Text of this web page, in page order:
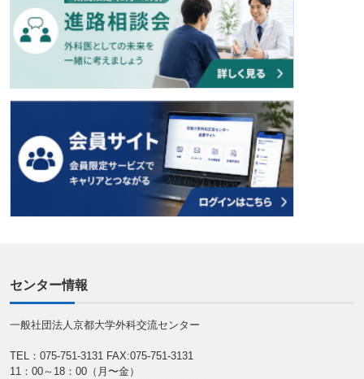
センター情報
一般社団法人京都大学外科交流センター
TEL：075-751-3131 FAX:075-751-3131
11：00～18：00（月〜金）